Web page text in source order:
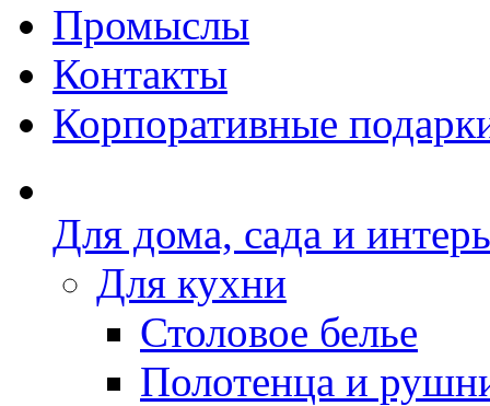
Промыслы
Контакты
Корпоративные
Для дома, сада и
Для кухни
Столовое белье
Полотенца и